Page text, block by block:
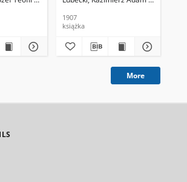
św.
1907
książka
More